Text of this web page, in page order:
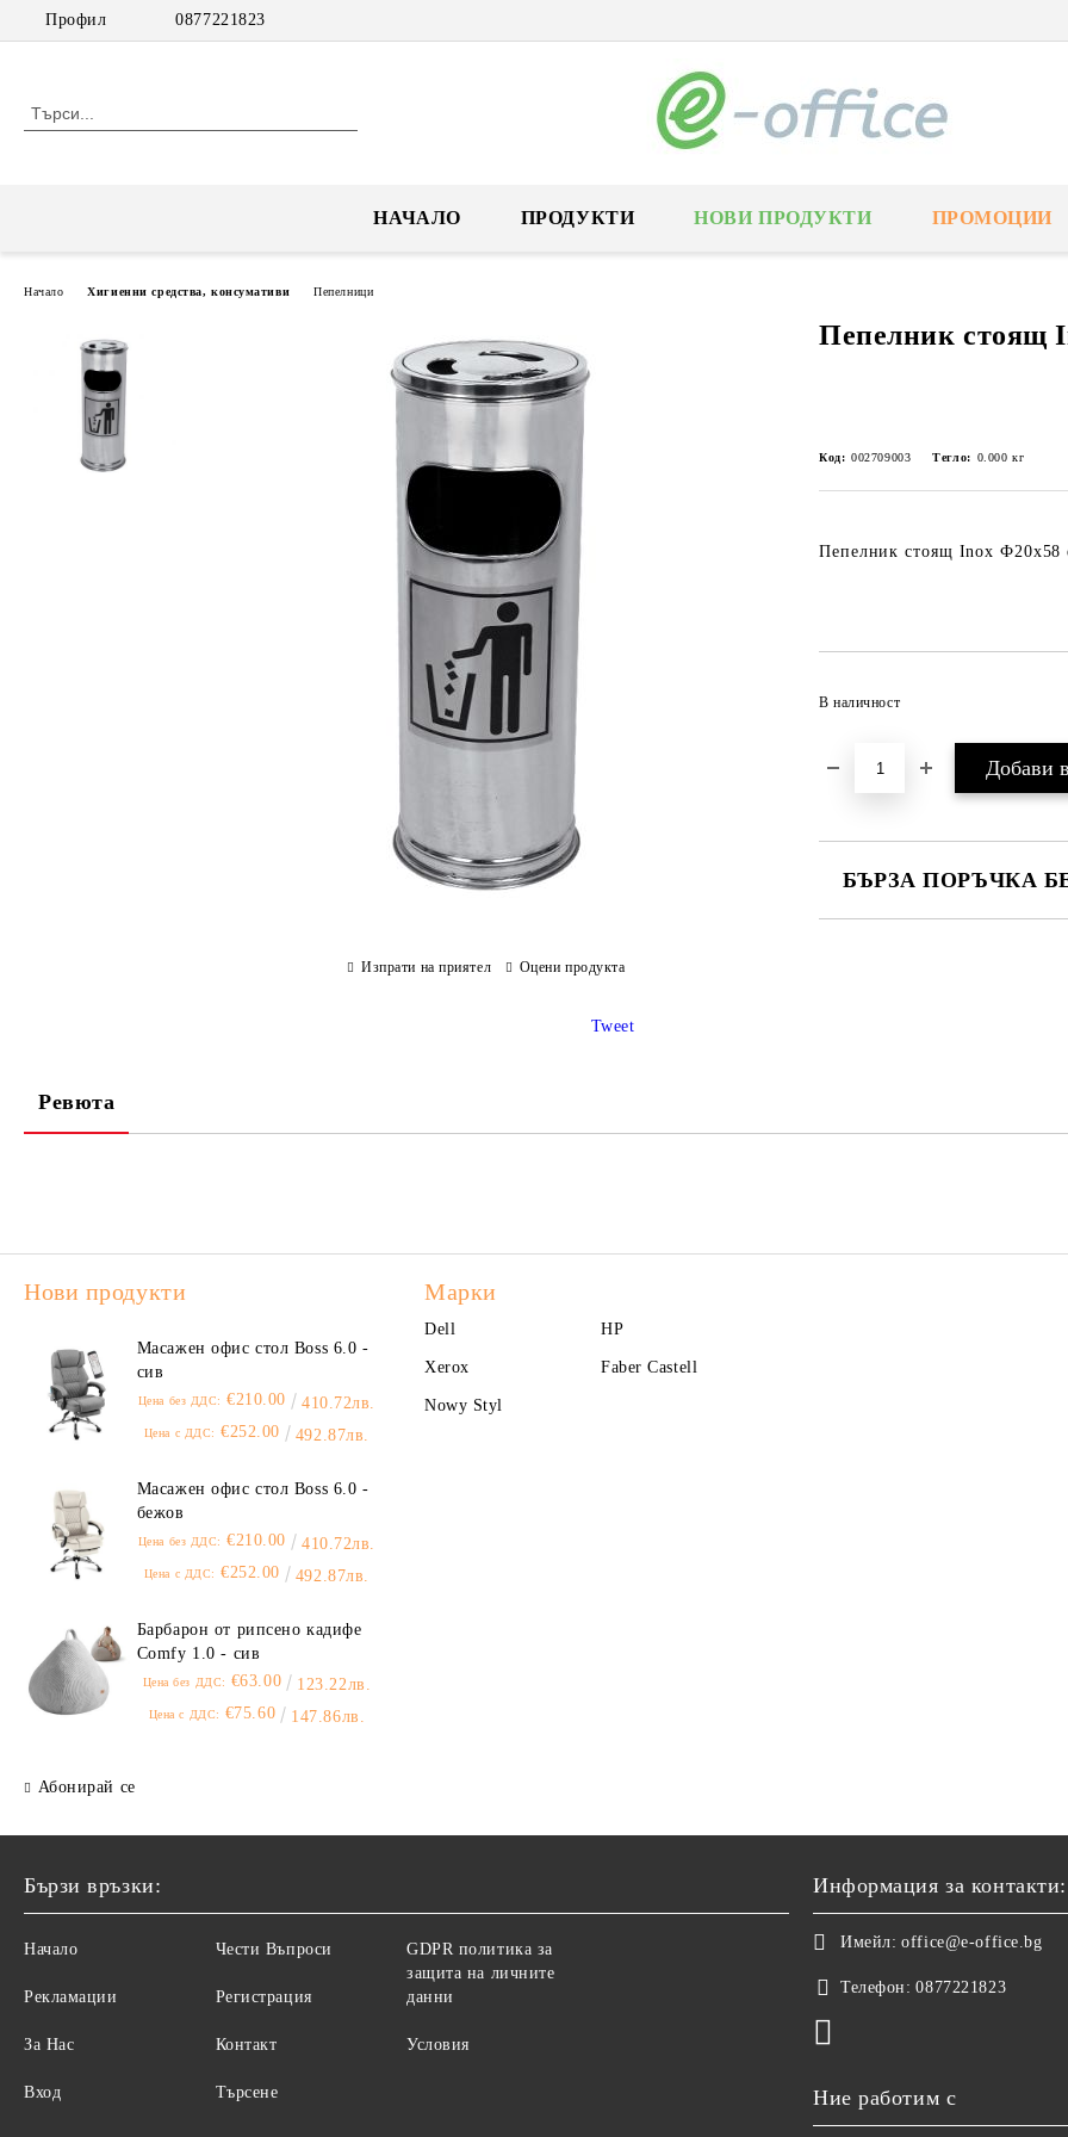
Профил 0877221823
НАЧАЛО ПРОДУКТИ НОВИ ПРОДУКТИ ПРОМОЦИИ
Начало Хигиенни средства, консумативи Пепелници
Пепелник стоящ
Код: 002709003 Тегло: 0.000 кг
Пепелник стоящ Inox Ф20x58
В наличност
БЪРЗА ПОРЪЧКА
Изпрати на приятел Оцени продукта
Tweet
Ревюта
Нови продукти
Масажен офис стол Boss 6.0 -
сив
Цена без ДДС: €210.00 410.72лв.
Цена с ДДС: €252.00 492.87лв.
Масажен офис стол Boss 6.0 -
бежов
Цена без ДДС: €210.00 410.72лв.
Цена с ДДС: €252.00 492.87лв.
Барбарон от рипсено кадифе
Comfy 1.0 - сив
Цена без ДДС: €63.00 123.22лв.
Цена с ДДС: €75.60 147.86лв.
Абонирай се
Марки
Dell HP
Xerox Faber Castell
Nowy Styl
Бързи връзки:
Начало
Рекламации
За Нас
Вход
Чести Въпроси
Регистрация
Контакт
Търсене
GDPR политика за
защита на личните
данни
Условия
Информация за контакти:
Имейл: office@e-office.bg
Телефон: 0877221823
Ние работим с